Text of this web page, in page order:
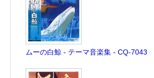
ムーの白鯨 - テーマ音楽集 - CQ-7043